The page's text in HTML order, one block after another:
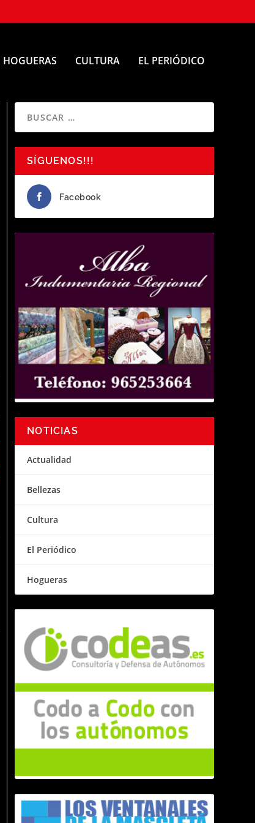
HOGUERAS CULTURA EL PERIÓDICO
SÍGUENOS!!!
Facebook
NOTICIAS
Actualidad
Bellezas
Cultura
El Periódico
Hogueras